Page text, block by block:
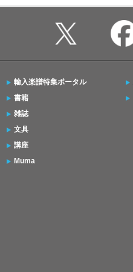
輸入楽譜特集ポータル
書籍
雑誌
文具
講座
Muma